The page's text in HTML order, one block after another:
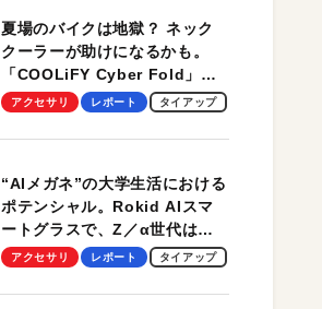
夏場のバイクは地獄？ ネック
クーラーが助けになるかも。
「COOLiFY Cyber Fold」レ
ビュー。冷却の速さ、密着する
性がグッド！
アクセサリ レポート タイアップ
“AIメガネ”の大学生活における
ポテンシャル。Rokid AIスマ
ートグラスで、Z／α世代は何
を見る？ 現役学生起業家、そ
【PR】
アクセサリ レポート タイアップ